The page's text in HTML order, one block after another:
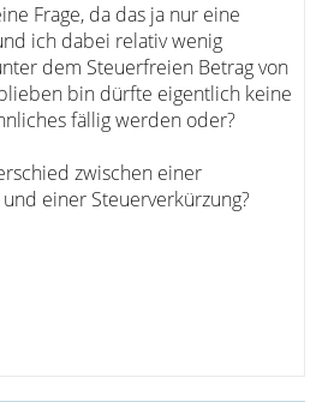
Frage, da das ja nur eine
ich dabei relativ wenig
dem Steuerfreien Betrag von
bin dürfte eigentlich keine
fällig werden oder?
zwischen einer
einer Steuerverkürzung?